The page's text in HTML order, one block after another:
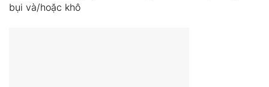
bụi và/hoặc khô